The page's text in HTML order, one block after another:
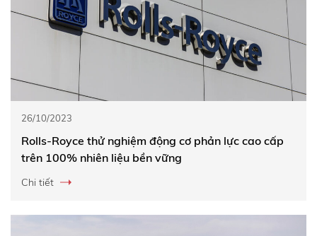
26/10/2023
Rolls-Royce thử nghiệm động cơ phản lực cao cấp
trên 100% nhiên liệu bền vững
Chi tiết